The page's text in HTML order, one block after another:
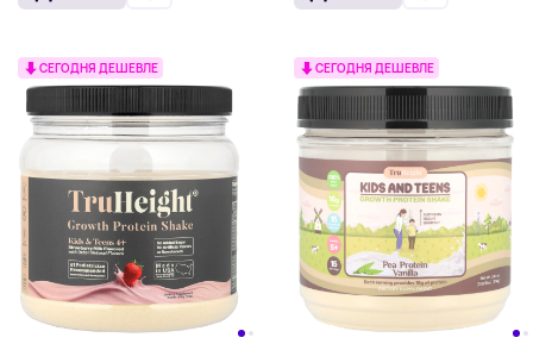
СЕГОДНЯ ДЕШЕВЛЕ СЕГОДНЯ ДЕШЕВЛЕ